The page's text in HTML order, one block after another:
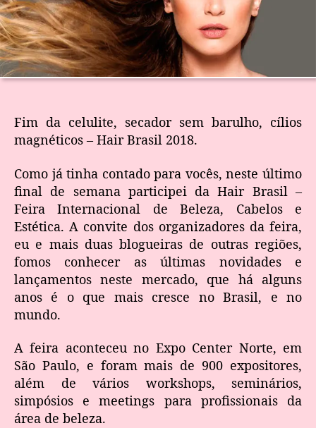
Fim da celulite, secador sem barulho, cílios
magnéticos – Hair Brasil 2018.
Como já tinha contado para vocês, neste último
final de semana participei da Hair Brasil –
Feira Internacional de Beleza, Cabelos e
Estética. A convite dos organizadores da feira,
eu e mais duas blogueiras de outras regiões,
fomos conhecer as últimas novidades e
lançamentos neste mercado, que há alguns
anos é o que mais cresce no Brasil, e no
mundo.
A feira aconteceu no Expo Center Norte, em
São Paulo, e foram mais de 900 expositores,
além de vários workshops, seminários,
simpósios e meetings para profissionais da
área de beleza.